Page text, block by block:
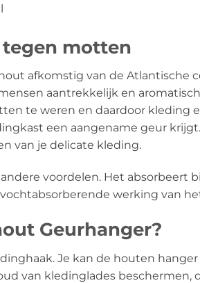
motten
afkomstig van de Atlantische
aantrekkelijk en
te weren en daardoor kleding
een aangename geur
van je delicate kleding.
voordelen. Het absorbeert
werking van
Geurhanger?
Je kan de houten
van kledinglades